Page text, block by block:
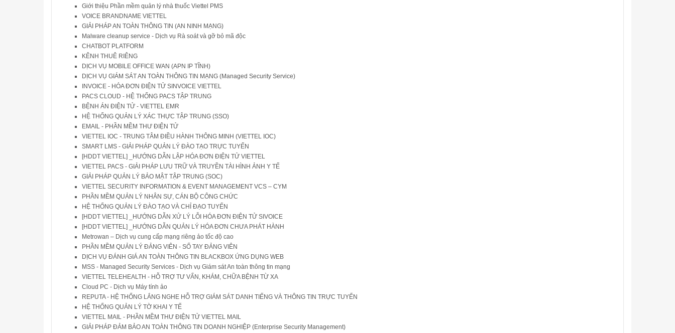
Giới thiệu Phần mềm quản lý nhà thuốc Viettel PMS
VOICE BRANDNAME VIETTEL
GIẢI PHÁP AN TOÀN THÔNG TIN (AN NINH MẠNG)
Malware cleanup service - Dịch vụ Rà soát và gỡ bỏ mã độc
CHATBOT PLATFORM
KÊNH THUÊ RIÊNG
DỊCH VỤ MOBILE OFFICE WAN (APN IP TĨNH)
DỊCH VỤ GIÁM SÁT AN TOÀN THÔNG TIN MẠNG (Managed Security Service)
INVOICE - HÓA ĐƠN ĐIỆN TỬ SINVOICE VIETTEL
PACS CLOUD - HỆ THỐNG PACS TẬP TRUNG
BỆNH ÁN ĐIỆN TỬ - VIETTEL EMR
HỆ THỐNG QUẢN LÝ XÁC THỰC TẬP TRUNG (SSO)
EMAIL - PHẦN MỀM THƯ ĐIỆN TỬ
VIETTEL IOC - TRUNG TÂM ĐIỀU HÀNH THÔNG MINH (VIETTEL IOC)
SMART LMS - GIẢI PHÁP QUẢN LÝ ĐÀO TẠO TRỰC TUYẾN
[HDDT VIETTEL] _HƯỚNG DẪN LẬP HÓA ĐƠN ĐIỆN TỬ VIETTEL
VIETTEL PACS - GIẢI PHÁP LƯU TRỮ VÀ TRUYỀN TÀI HÌNH ẢNH Y TẾ
GIẢI PHÁP QUẢN LÝ BẢO MẬT TẬP TRUNG (SOC)
VIETTEL SECURITY INFORMATION & EVENT MANAGEMENT VCS – CYM
PHẦN MỀM QUẢN LÝ NHÂN SỰ, CÁN BỘ CÔNG CHỨC
HỆ THỐNG QUẢN LÝ ĐÀO TẠO VÀ CHỈ ĐẠO TUYẾN
[HDDT VIETTEL] _HƯỚNG DẪN XỬ LÝ LỖI HÓA ĐƠN ĐIỆN TỬ SIVOICE
[HDDT VIETTEL] _HƯỚNG DẪN QUẢN LÝ HÓA ĐƠN CHƯA PHÁT HÀNH
Metrowan – Dịch vụ cung cấp mạng riêng ảo tốc độ cao
PHẦN MỀM QUẢN LÝ ĐẢNG VIÊN - SỔ TAY ĐẢNG VIÊN
DỊCH VỤ ĐÁNH GIÁ AN TOÀN THÔNG TIN BLACKBOX ỨNG DỤNG WEB
MSS - Managed Security Services - Dịch vụ Giám sát An toàn thông tin mạng
VIETTEL TELEHEALTH - HỖ TRỢ TƯ VẤN, KHÁM, CHỮA BỆNH TỪ XA
Cloud PC - Dịch vụ Máy tính ảo
REPUTA - HỆ THỐNG LẮNG NGHE HỖ TRỢ GIÁM SÁT DANH TIẾNG VÀ THÔNG TIN TRỰC TUYẾN
HỆ THỐNG QUẢN LÝ TỜ KHAI Y TẾ
VIETTEL MAIL - PHẦN MỀM THƯ ĐIỆN TỬ VIETTEL MAIL
GIẢI PHÁP ĐẢM BẢO AN TOÀN THÔNG TIN DOANH NGHIỆP (Enterprise Security Management)